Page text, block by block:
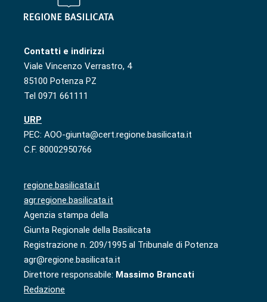
Contatti e indirizzi
Viale Vincenzo Verrastro, 4
85100 Potenza PZ
Tel 0971 661111
URP
PEC: AOO-giunta@cert.regione.basilicata.it
C.F. 80002950766
regione.basilicata.it
agr.regione.basilicata.it
Agenzia stampa della
Giunta Regionale della Basilicata
Registrazione n. 209/1995 al Tribunale di Potenza
agr@regione.basilicata.it
Direttore responsabile: Massimo Brancati
Redazione